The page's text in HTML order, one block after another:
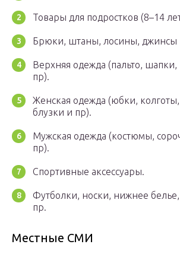
Товары для подростков (8–14
Брюки, штаны, лосины, джинсы
Верхняя одежда (пальто,
пр).
Женская одежда (юбки,
блузки и пр).
Мужская одежда (костюмы,
пр).
Спортивные аксессуары.
Футболки, носки, нижнее
пр.
Местные СМИ